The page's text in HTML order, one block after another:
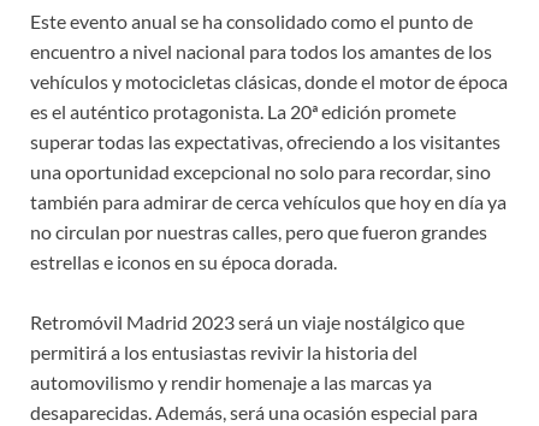
Este evento anual se ha consolidado como el punto de
encuentro a nivel nacional para todos los amantes de los
vehículos y motocicletas clásicas, donde el motor de época
es el auténtico protagonista. La 20ª edición promete
superar todas las expectativas, ofreciendo a los visitantes
una oportunidad excepcional no solo para recordar, sino
también para admirar de cerca vehículos que hoy en día ya
no circulan por nuestras calles, pero que fueron grandes
estrellas e iconos en su época dorada.
Retromóvil Madrid 2023 será un viaje nostálgico que
permitirá a los entusiastas revivir la historia del
automovilismo y rendir homenaje a las marcas ya
desaparecidas. Además, será una ocasión especial para